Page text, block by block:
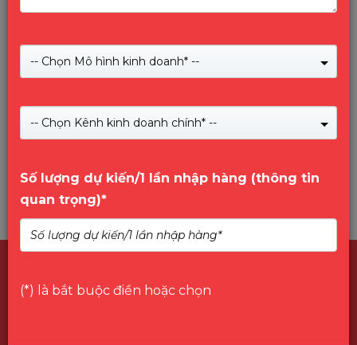
Giá:1,990,000₫
Giá:2,100,000
giới. Sử dụng tấm nền INNOLUX mới 100%, BH 24 tháng.
-- Chọn Mô hình kinh doanh* --
-- Chọn Kênh kinh doanh chính* --
Số lượng dự kiến/1 lần nhập hàng (thông tin
quan trọng)*
(*) là bắt buộc điền hoặc chọn